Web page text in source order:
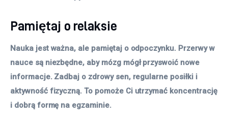
Pamiętaj o relaksie
Nauka jest ważna, ale pamiętaj o odpoczynku. Przerwy w
nauce są niezbędne, aby mózg mógł przyswoić nowe
informacje. Zadbaj o zdrowy sen, regularne posiłki i
aktywność fizyczną. To pomoże Ci utrzymać koncentrację
i dobrą formę na egzaminie.